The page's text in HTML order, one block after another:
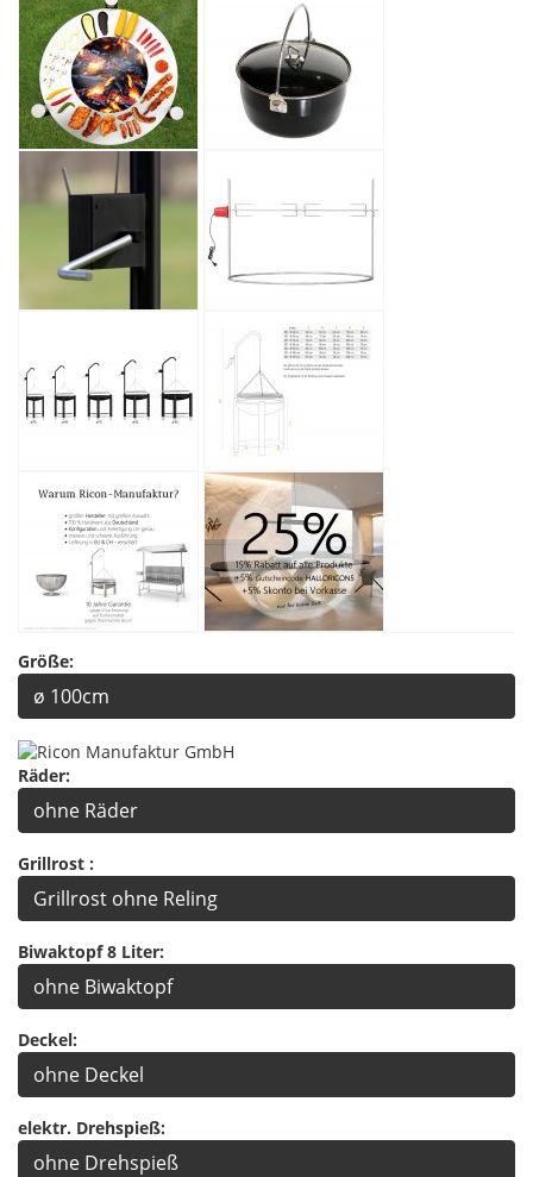
Größe:
ø 100cm
Räder:
ohne Räder
Grillrost :
Grillrost ohne Reling
Biwaktopf 8 Liter:
ohne Biwaktopf
Deckel:
ohne Deckel
elektr. Drehspieß:
ohne Drehspieß